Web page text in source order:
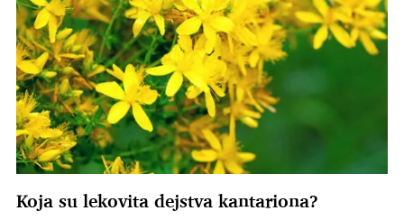
Koja su lekovita dejstva kantariona?